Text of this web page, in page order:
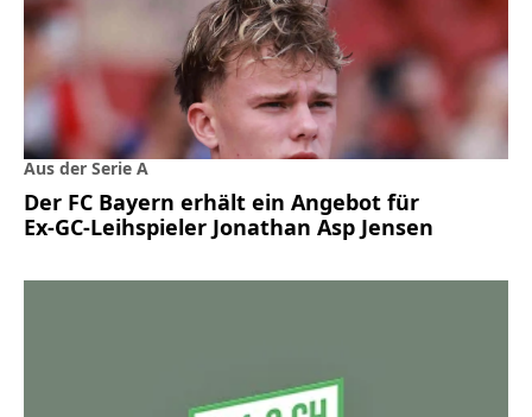
Aus der Serie A
Der FC Bayern erhält ein Angebot für
Ex-GC-Leihspieler Jonathan Asp Jensen